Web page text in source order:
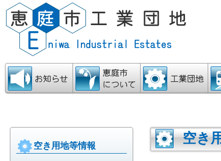
お知らせ 恵庭市について 工業団地 ア
空き
空き用地等情報